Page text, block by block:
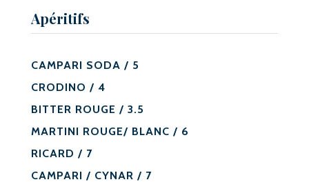
Apéritifs
CAMPARI SODA / 5
CRODINO / 4
BITTER ROUGE / 3.5
MARTINI ROUGE/ BLANC / 6
RICARD / 7
CAMPARI / CYNAR / 7